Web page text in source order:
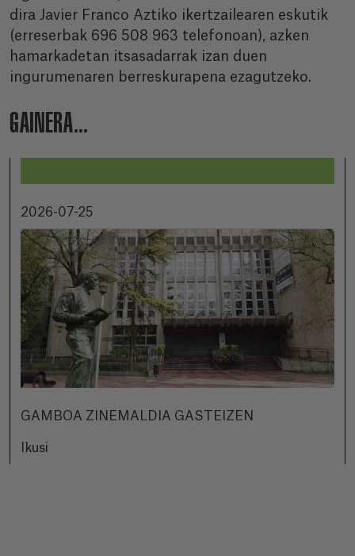
dira Javier Franco Aztiko ikertzailearen eskutik
(erreserbak 696 508 963 telefonoan), azken
hamarkadetan itsasadarrak izan duen
ingurumenaren berreskurapena ezagutzeko.
GAINERA...
2026-07-25
GAMBOA ZINEMALDIA GASTEIZEN
Ikusi